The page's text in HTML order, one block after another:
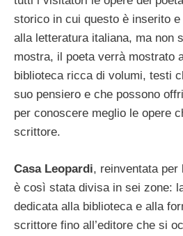
storico in cui questo è inserito
alla letteratura italiana, ma non
mostra, il poeta verrà mostrato
biblioteca ricca di volumi, testi
suo pensiero e che possono
per conoscere meglio le opere
scrittore.
Casa Leopardi, reinventata per
è così stata divisa in sei zone:
dedicata alla biblioteca e alla
scrittore fino all’editore che si